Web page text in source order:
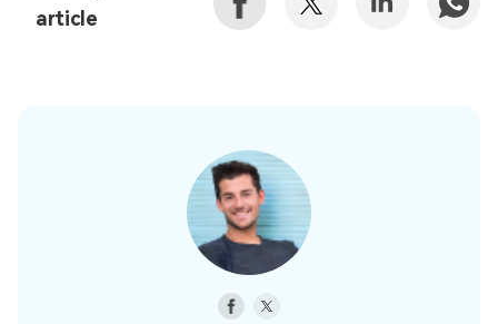
article